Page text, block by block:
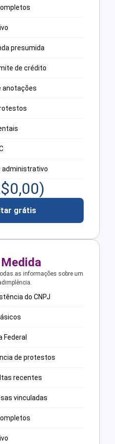
presumida
de crédito
anotações
administrativo
0,00)
grátis
as informações sobre um
do CNPJ
Federal
de protestos
recentes
vinculadas